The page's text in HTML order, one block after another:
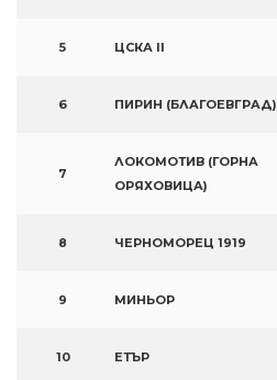
5 ЦСКА II
6 ПИРИН (БЛАГОЕВГРАД)
7
ЛОКОМОТИВ (ГОРНА
ОРЯХОВИЦА)
8 ЧЕРНОМОРЕЦ 1919
9 МИНЬОР
10 ЕТЪР